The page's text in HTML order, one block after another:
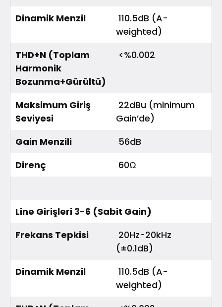
Dinamik Menzil
110.5dB (A-
weighted)
THD+N (Toplam
Harmonik
Bozunma+Gürültü)
<%0.002
Maksimum Giriş
Seviyesi
22dBu (minimum
Gain’de)
Gain Menzili
56dB
Direnç
60Ω
Line Girişleri 3-6 (Sabit Gain)
Frekans Tepkisi
20Hz-20kHz
(±0.1dB)
Dinamik Menzil
110.5dB (A-
weighted)